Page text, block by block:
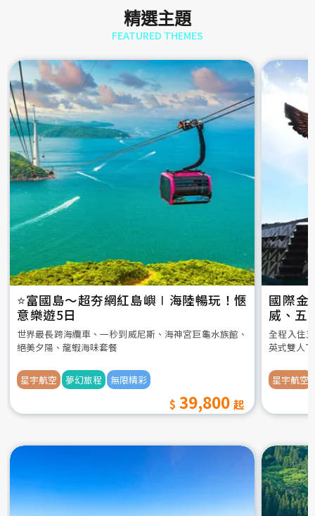
精選主題
FEATURED THEMES
⭐️富國島～超夯網紅島嶼∣海陸暢玩！愜
意樂遊5日
世界最長跨海纜車、一秒到威尼斯、海神宮巨龜水族館、
絕美夕陽、龍蝦海味套餐
星宇航空 夢幻旅程 無限精彩
39,800
國際金
威、五
全程入住
英式雙人
星宇航空